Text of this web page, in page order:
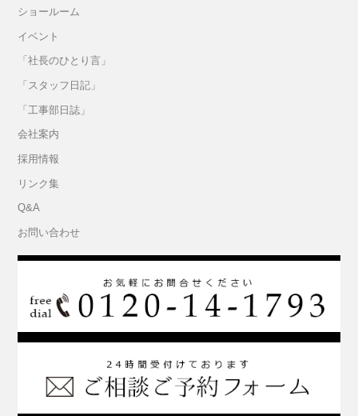
ショールーム
イベント
「社長のひとり言」
「スタッフ日記」
「工事部日誌」
会社案内
採用情報
リンク集
Q&A
お問い合わせ